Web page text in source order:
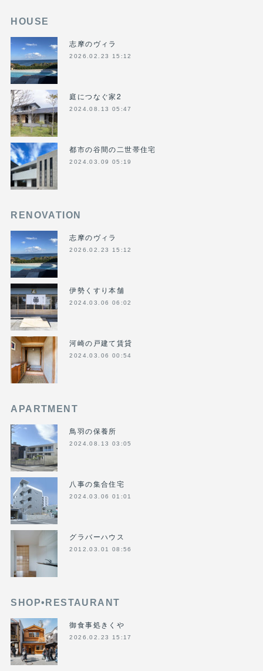
HOUSE
志摩のヴィラ
2026.02.23 15:12
庭につなぐ家2
2024.08.13 05:47
都市の谷間の二世帯住宅
2024.03.09 05:19
RENOVATION
志摩のヴィラ
2026.02.23 15:12
伊勢くすり本舗
2024.03.06 06:02
河崎の戸建て賃貸
2024.03.06 00:54
APARTMENT
鳥羽の保養所
2024.08.13 03:05
八事の集合住宅
2024.03.06 01:01
グラバーハウス
2012.03.01 08:56
SHOP•RESTAURANT
御食事処きくや
2026.02.23 15:17